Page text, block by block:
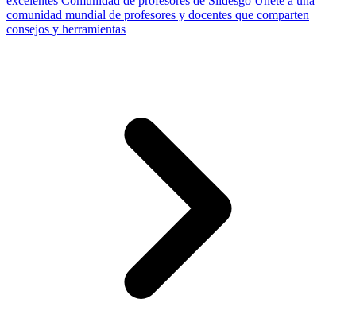
comunidad mundial de profesores y docentes que comparten
consejos y herramientas